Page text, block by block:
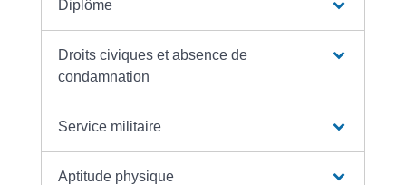
Diplôme
Droits civiques et absence de
condamnation
Service militaire
Aptitude physique